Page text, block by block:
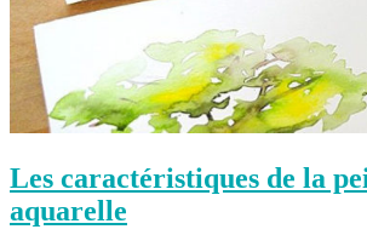
Les caractéristiques de la
aquarelle